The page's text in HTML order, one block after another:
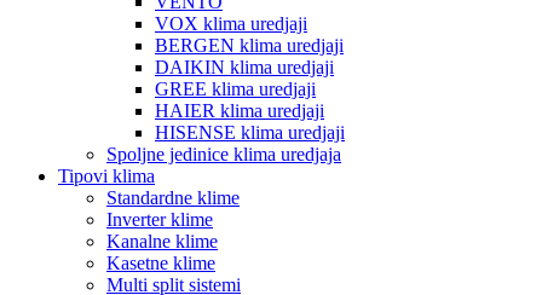
VOX klima uredjaji
BERGEN klima uredjaji
DAIKIN klima uredjaji
GREE klima uredjaji
HAIER klima uredjaji
HISENSE klima uredjaji
Spoljne jedinice klima uredjaja
Tipovi klima
Standardne klime
Inverter klime
Kanalne klime
Kasetne klime
Multi split sistemi